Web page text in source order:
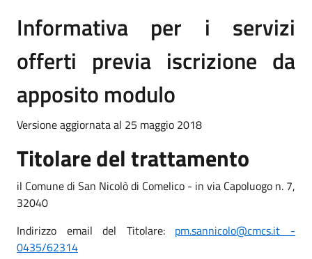
Informativa per i servizi
offerti previa iscrizione da
apposito modulo
Versione aggiornata al 25 maggio 2018
Titolare del trattamento
il Comune di San Nicolò di Comelico - in via Capoluogo n. 7,
32040
Indirizzo email del Titolare: pm.sannicolo@cmcs.it -
0435/62314